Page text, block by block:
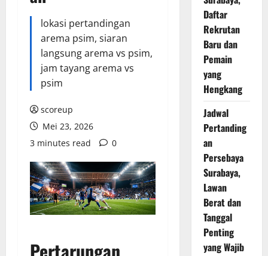
lokasi pertandingan
arema psim, siaran
langsung arema vs psim,
jam tayang arema vs
psim
scoreup
Mei 23, 2026
3 minutes read
0
Daftar
Rekrutan
Baru dan
Pemain
yang
Hengkang
Jadwal
Pertanding
an
Persebaya
Surabaya,
Lawan
Berat dan
Tanggal
Penting
yang Wajib